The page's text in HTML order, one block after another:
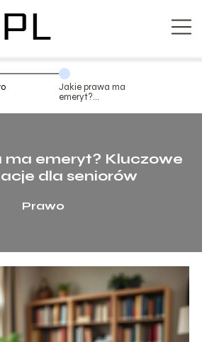
Jakie prawa ma
emeryt?
informacje dla
ma emeryt? Kluczowe
dla seniorów
Prawo